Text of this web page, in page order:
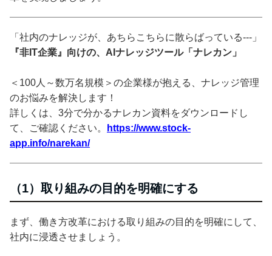
「社内のナレッジが、あちらこちらに散らばっている---」
『非IT企業』向けの、AIナレッジツール「ナレカン」
＜100人～数万名規模＞の企業様が抱える、ナレッジ管理
のお悩みを解決します！
詳しくは、3分で分かるナレカン資料をダウンロードし
て、ご確認ください。
https://www.stock-
app.info/narekan/
（1）取り組みの目的を明確にする
まず、働き方改革における取り組みの目的を明確にして、
社内に浸透させましょう。